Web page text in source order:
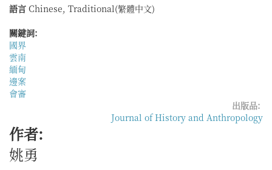
語言 Chinese, Traditional(繁體中文)
關鍵詞:
國界
雲南
緬甸
邊案
會審
出版品:
Journal of History and Anthropology
作者:
姚勇